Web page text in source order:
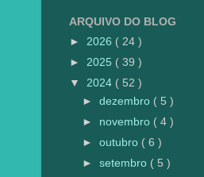
ARQUIVO DO BLOG
► 2026 ( 24 )
► 2025 ( 39 )
▼ 2024 ( 52 )
►dezembro ( 5 )
► novembro ( 4 )
►outubro ( 6 )
►setembro ( 5 )